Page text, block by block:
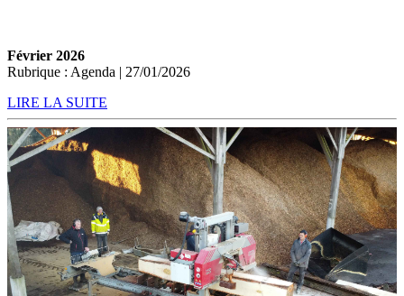
Février 2026
Rubrique : Agenda | 27/01/2026
LIRE LA SUITE